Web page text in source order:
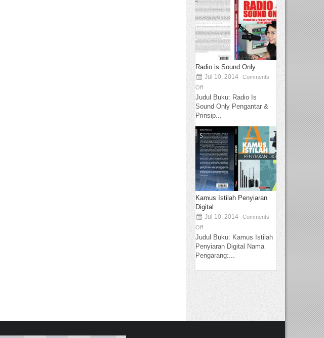
Radio is Sound Only
Jul 10, 2014
Comments
Off
Judul Buku: Radio Is
Sound Only Pengantar &
Prinsip...
Kamus Istilah Penyiaran
Digital
Jul 10, 2014
Comments
Off
Judul Buku: Kamus Istilah
Penyiaran Digital Nama
Pengarang:...